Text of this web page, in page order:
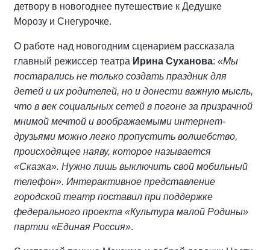
детвору в новогоднее путешествие к Дедушке
Морозу и Снегурочке.
О работе над новогодним сценарием рассказала
главный режиссер театра Ирина Суханова: «Мы
постарались не только создать праздник для
детей и их родителей, но и донести важную мысль,
что в век социальных сетей в погоне за призрачной
мнимой мечтой и воображаемыми интернет-
друзьями можно легко пропустить волшебство,
происходящее наяву, которое называется
«Сказка». Нужно лишь выключить свой мобильный
телефон». Интерактивное представление
городской театр поставил при поддержке
федерального проекта «Культура малой Родины»
партии «Единая Россия».